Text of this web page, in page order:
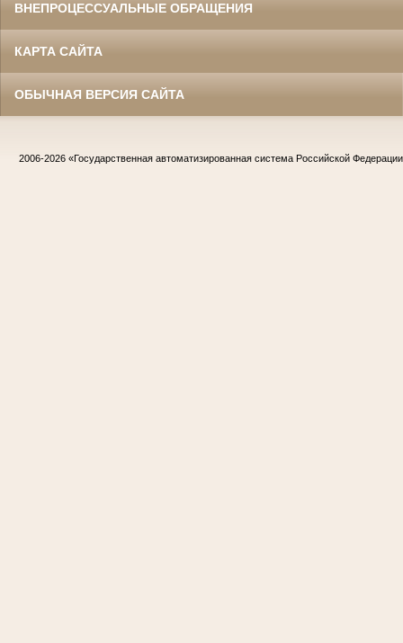
ВНЕПРОЦЕССУАЛЬНЫЕ ОБРАЩЕНИЯ
КАРТА САЙТА
ОБЫЧНАЯ ВЕРСИЯ САЙТА
2006-2026 «Государственная автоматизированная система Российской